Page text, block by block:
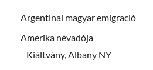
Argentinai magyar emigració
Amerika névadója
Kiáltvány, Albany NY